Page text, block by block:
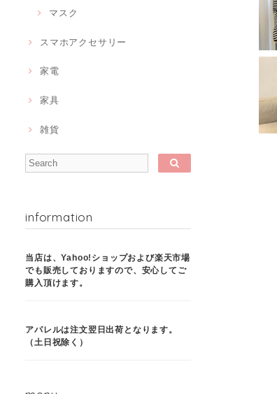
マスク
スマホアクセサリー
家電
家具
雑貨
information
当店は、Yahoo!ショップおよび楽天市場
でも販売しておりますので、安心してご
購入頂けます。
アパレルは注文翌日出荷となります。
（土日祝除く）